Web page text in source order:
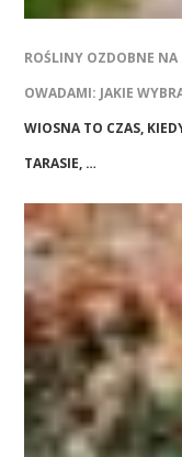
ROŚLINY OZDOBNE NA
OWADAMI: JAKIE
WIOSNA TO CZAS,
TARASIE, …